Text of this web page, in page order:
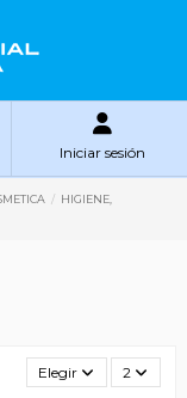
Iniciar sesión
HIGIENE,
Elegir 2